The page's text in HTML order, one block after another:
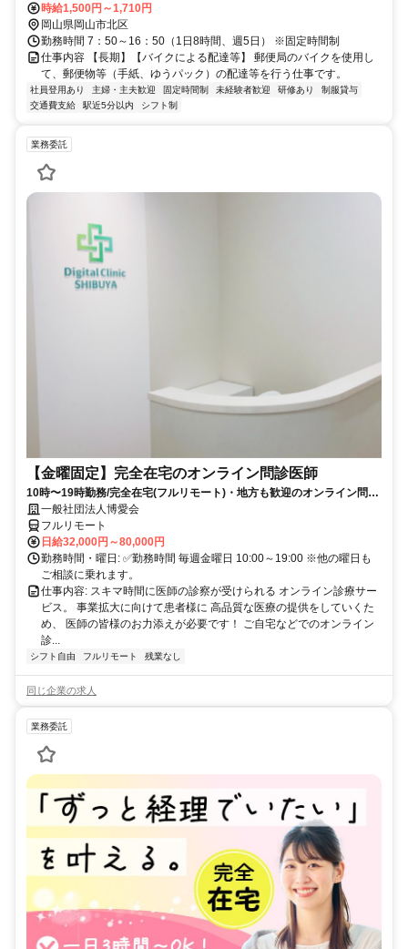
時給1,500円～1,710円
岡山県岡山市北区
勤務時間 7：50～16：50（1日8時間、週5日） ※固定時間制
仕事内容 【長期】【バイクによる配達等】 郵便局のバイクを使用し
て、郵便物等（手紙、ゆうパック）の配達等を行う仕事です。
社員登用あり 主婦・主夫歓迎 固定時間制 未経験者歓迎 研修あり
制服貸与
交通費支給
駅近5分以内 シフト制
業務委託
【金曜固定】完全在宅のオンライン問診医師
10時〜19時勤務/完全在宅(フルリモート)・地方も歓迎のオンライン問診
業務一般社団法人博愛会
フルリモート
日給32,000円～80,000円
勤務時間・曜日: ✅勤務時間 毎週金曜日 10:00～19:00 ※他の曜日も
ご相談に乗れます。
仕事内容: スキマ時間に医師の診察が受けられる オンライン診療サー
ビス。 事業拡大に向けて患者様に 高品質な医療の提供をしていくた
め、 医師の皆様のお力添えが必要です！ ご自宅などでのオンライン
診...
シフト自由 フルリモート 残業なし
同じ企業の求人
業務委託